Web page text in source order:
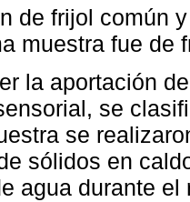
de frijol común
muestra fue de
la aportación
se
se
sólidos en
agua durante